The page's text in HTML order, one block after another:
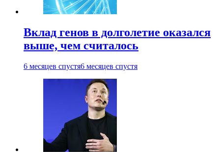
Вклад генов в долголетие оказался
выше, чем считалось
6 месяцев спустя6 месяцев спустя